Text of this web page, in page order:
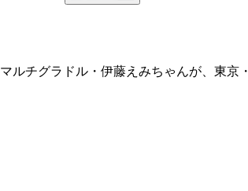
チグラドル・伊藤えみちゃんが、東